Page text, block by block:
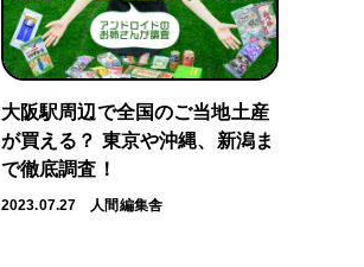
大阪駅周辺で全国のご当地土産
が買える？ 東京や沖縄、新潟ま
で徹底調査！
2023.07.27 人間編集舎